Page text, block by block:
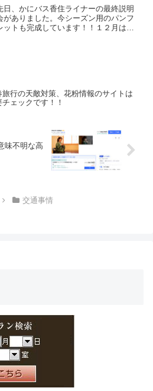
日、かにバス香住ライナーの最終説明
がありました。今シーズン用のパンフ
ットも完成しています！！１２月は１
旅行の天敵対策、花粉情報のサイトは
チェックです！！
味不明な高
交通事情